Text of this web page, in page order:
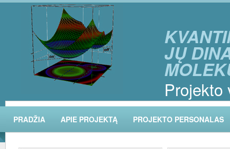
JŲ
Projekto
PRADŽIA APIE PROJEKTĄ PROJEKTO PERSONALAS